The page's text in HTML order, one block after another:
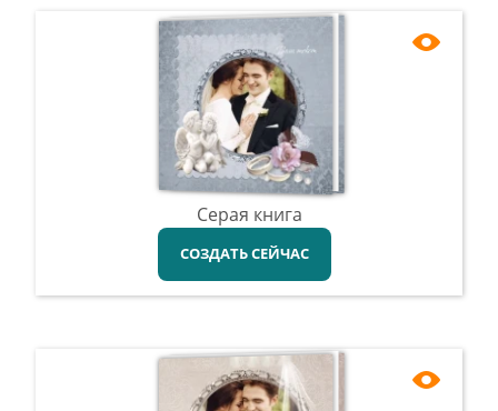
Серая книга
СОЗДАТЬ СЕЙЧАС